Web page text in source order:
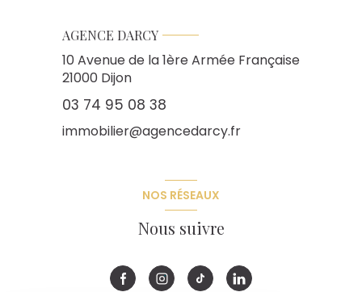
AGENCE DARCY
10 Avenue de la 1ère Armée Française
21000 Dijon
03 74 95 08 38
immobilier@agencedarcy.fr
NOS RÉSEAUX
Nous suivre